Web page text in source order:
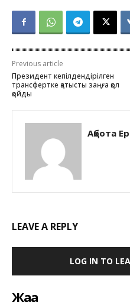
Previous article
Президент кепілдендірілген
трансфертке қатысты заңға қол
қойды
Ақбота
LEAVE A REPLY
LOG IN TO
Жаңа